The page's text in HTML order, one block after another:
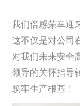
我们倍感荣幸迎
这不仅是对公司
对我们未来安全
领导的关怀指导
筑牢生产根基！